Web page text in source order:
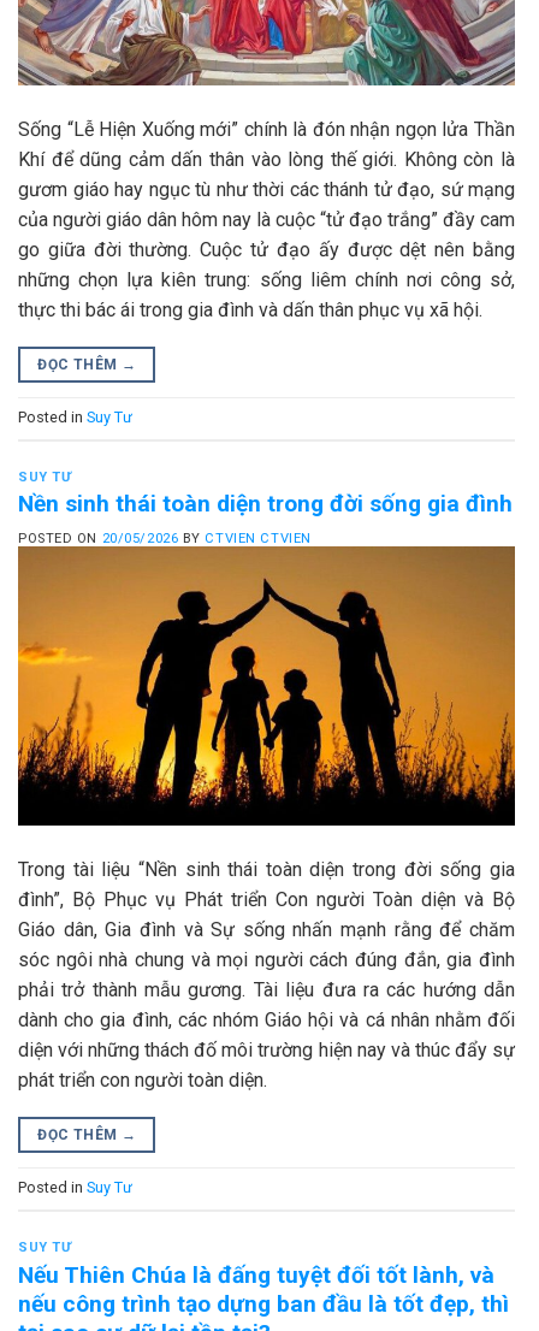
Sống “Lễ Hiện Xuống mới” chính là đón nhận ngọn lửa Thần
Khí để dũng cảm dấn thân vào lòng thế giới. Không còn là
gươm giáo hay ngục tù như thời các thánh tử đạo, sứ mạng
của người giáo dân hôm nay là cuộc “tử đạo trắng” đầy cam
go giữa đời thường. Cuộc tử đạo ấy được dệt nên bằng
những chọn lựa kiên trung: sống liêm chính nơi công sở,
thực thi bác ái trong gia đình và dấn thân phục vụ xã hội.
ĐỌC THÊM →
Posted in Suy Tư
SUY TƯ
Nền sinh thái toàn diện trong đời sống gia đình
POSTED ON 20/05/2026 BY CTVIEN CTVIEN
Trong tài liệu “Nền sinh thái toàn diện trong đời sống gia
đình”, Bộ Phục vụ Phát triển Con người Toàn diện và Bộ
Giáo dân, Gia đình và Sự sống nhấn mạnh rằng để chăm
sóc ngôi nhà chung và mọi người cách đúng đắn, gia đình
phải trở thành mẫu gương. Tài liệu đưa ra các hướng dẫn
dành cho gia đình, các nhóm Giáo hội và cá nhân nhằm đối
diện với những thách đố môi trường hiện nay và thúc đẩy sự
phát triển con người toàn diện.
ĐỌC THÊM →
Posted in Suy Tư
SUY TƯ
Nếu Thiên Chúa là đấng tuyệt đối tốt lành, và
nếu công trình tạo dựng ban đầu là tốt đẹp, thì